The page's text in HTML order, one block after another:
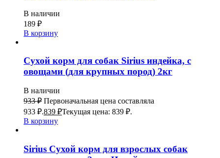
В наличии
189 ₽
В корзину
Сухой корм для собак Sirius индейка, с
овощами (для крупных пород) 2кг
В наличии
933₽ Первоначальная цена составляла
933 ₽.839 ₽Текущая цена: 839 ₽.
В корзину
Sirius Сухой корм для взрослых собак